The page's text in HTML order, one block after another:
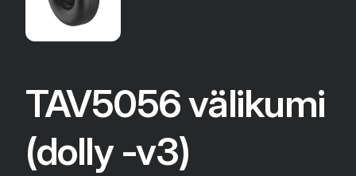
TAV5056 välikumi
(dolly -v3)